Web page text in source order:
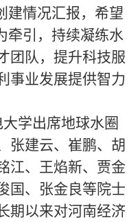
建情况汇报，希望
牵引，持续凝练水
团队，提升科技服
事业发展提供智力
学出席地球水圈
张建云、崔鹏、胡
江、王焰新、贾金
国、张金良等院士
期以来对河南经济